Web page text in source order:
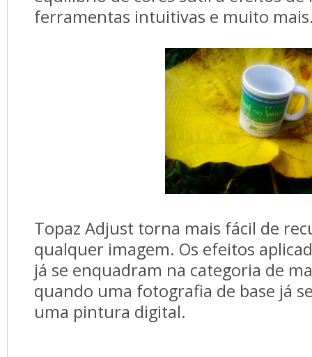
ferramentas intuitivas e muito
Topaz Adjust torna mais fácil de
qualquer imagem. Os efeitos
já se enquadram na categoria de
quando uma fotografia de base já
uma pintura digital.